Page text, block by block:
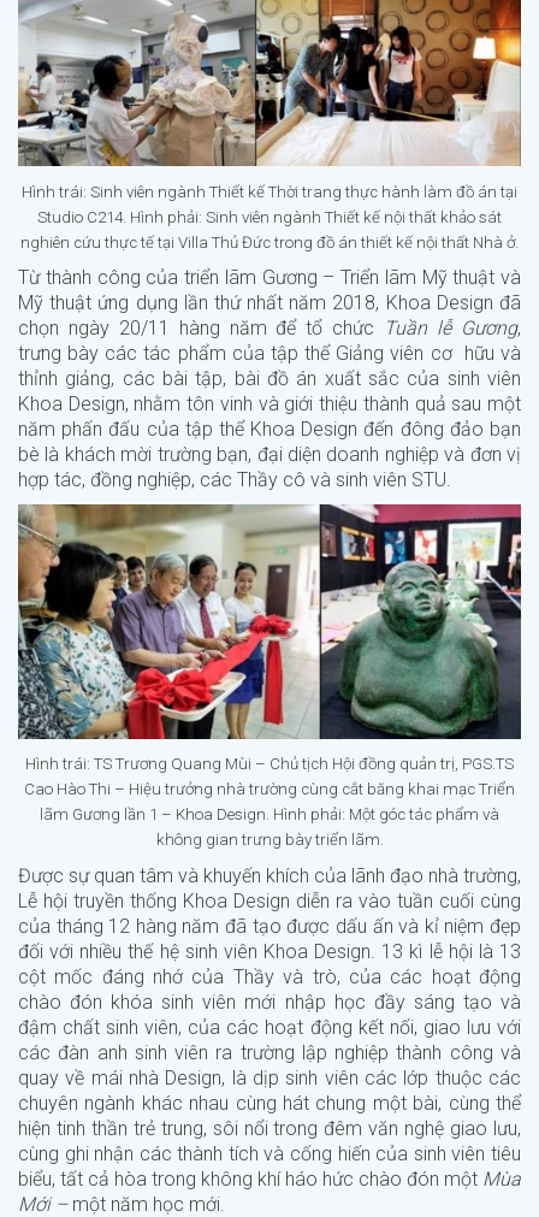
Hình trái: Sinh viên ngành Thiết kế Thời trang thực hành làm đồ án tại
Studio C214. Hình phải: Sinh viên ngành Thiết kế nội thất khảo sát
nghiên cứu thực tế tại Villa Thủ Đức trong đồ án thiết kế nội thất Nhà ở.
Từ thành công của triển lãm Gương – Triển lãm Mỹ thuật và
Mỹ thuật ứng dụng lần thứ nhất năm 2018, Khoa Design đã
chọn ngày 20/11 hàng năm để tổ chức
Tuần lễ Gương,
trưng bày các tác phẩm của tập thể Giảng viên cơ hữu và
thỉnh giảng, các bài tập, bài đồ án xuất sắc của sinh viên
Khoa Design, nhằm tôn vinh và giới thiệu thành quả sau một
năm phấn đấu của tập thể Khoa Design đến đông đảo bạn
bè là khách mời trường bạn, đại diện doanh nghiệp và đơn vị
hợp tác, đồng nghiệp, các Thầy cô và sinh viên STU.
Hình trái: TS Trương Quang Mùi – Chủ tịch Hội đồng quản trị, PGS.TS
Cao Hào Thi – Hiệu trưởng nhà trường cùng cắt băng khai mạc Triển
lãm Gương lần 1 – Khoa Design. Hình phải: Một góc tác phẩm và
không gian trưng bày triển lãm.
Được sự quan tâm và khuyến khích của lãnh đạo nhà trường,
Lễ hội truyền thống Khoa Design diễn ra vào tuần cuối cùng
của tháng 12 hàng năm đã tạo được dấu ấn và kỉ niệm đẹp
đối với nhiều thế hệ sinh viên Khoa Design. 13 kì lễ hội là 13
cột mốc đáng nhớ của Thầy và trò, của các hoạt động
chào đón khóa sinh viên mới nhập học đầy sáng tạo và
đậm chất sinh viên, của các hoạt động kết nối, giao lưu với
các đàn anh sinh viên ra trường lập nghiệp thành công và
quay về mái nhà Design, là dịp sinh viên các lớp thuộc các
chuyên ngành khác nhau cùng hát chung một bài, cùng thể
hiện tinh thần trẻ trung, sôi nổi trong đêm văn nghệ giao lưu,
cùng ghi nhận các thành tích và cống hiến của sinh viên tiêu
biểu, tất cả hòa trong không khí háo hức chào đón một Mùa
Mới – một năm học mới.